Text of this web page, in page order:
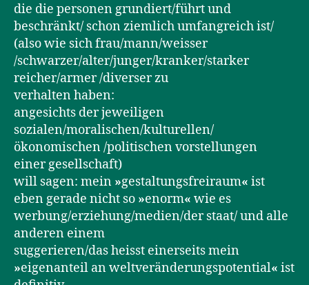
die die personen grundiert/führt und
beschränkt/ schon ziemlich umfangreich ist/
(also wie sich frau/mann/weisser
/schwarzer/alter/junger/kranker/starker
reicher/armer /diverser zu
verhalten haben:
angesichts der jeweiligen
sozialen/moralischen/kulturellen/
ökonomischen /politischen vorstellungen
einer gesellschaft)
will sagen: mein »gestaltungsfreiraum« ist
eben gerade nicht so »enorm« wie es
werbung/erziehung/medien/der staat/ und alle
anderen einem
suggerieren/das heisst einerseits mein
»eigenanteil an weltveränderungspotential« ist